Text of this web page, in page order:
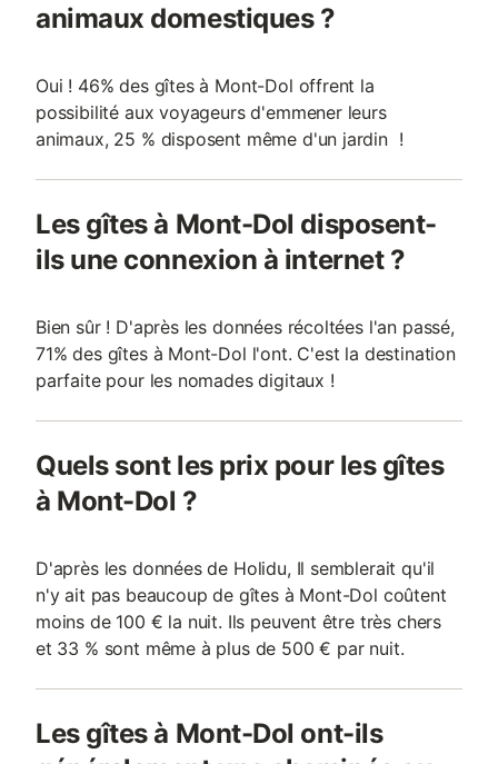
animaux domestiques ?
Oui ! 46% des gîtes à Mont-Dol offrent la
possibilité aux voyageurs d'emmener leurs
animaux, 25 % disposent même d'un jardin !
Les gîtes à Mont-Dol disposent-
ils une connexion à internet ?
Bien sûr ! D'après les données récoltées l'an passé,
71% des gîtes à Mont-Dol l'ont. C'est la destination
parfaite pour les nomades digitaux !
Quels sont les prix pour les gîtes
à Mont-Dol ?
D'après les données de Holidu, Il semblerait qu'il
n'y ait pas beaucoup de gîtes à Mont-Dol coûtent
moins de 100 € la nuit. Ils peuvent être très chers
et 33 % sont même à plus de 500 € par nuit.
Les gîtes à Mont-Dol ont-ils